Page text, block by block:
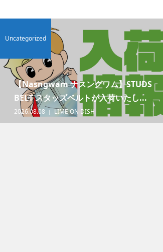
【Nasngwam ナスングワム】STUDS
BELT スタッズベルトが入荷いたし...
2026.08.08 LIME ON DISH
Uncategorized